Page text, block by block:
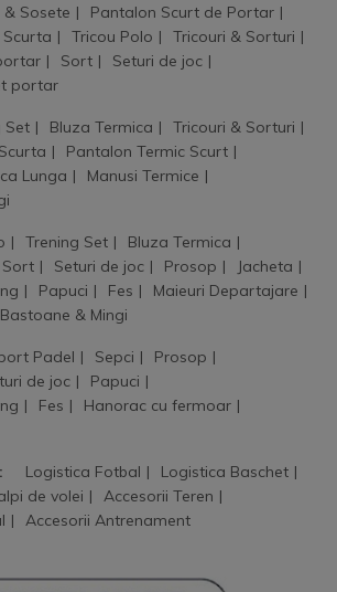
& Sosete
Pantalon Scurt de Portar
Tricou Polo
Tricouri & Sorturi
Sort
Seturi de joc
portar
Set Bluza Termica
Tricouri & Sorturi
Pantalon Termic Scurt
Lunga
Manusi Termice
Trening Set
Bluza Termica
Sort Seturi de joc Prosop
Jacheta
Papuci Fes
Maieuri Departajare
Bastoane & Mingi
Padel Sepci
Prosop
de joc
Papuci
Fes
Hanorac cu fermoar
Logistica Fotbal
Logistica Baschet
de volei
Accesorii Teren
Accesorii Antrenament